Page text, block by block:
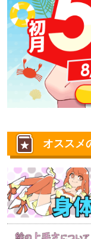
オススメ